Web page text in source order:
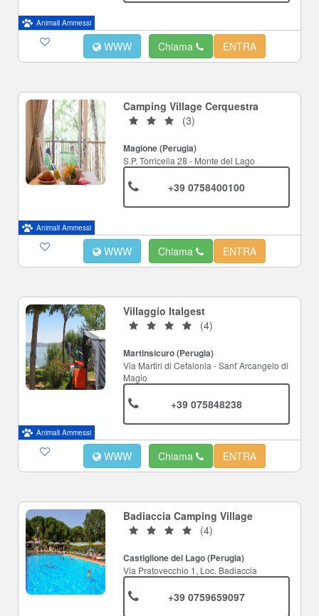
Animali Ammessi
WWW Chiama ENTRA
Animali Ammessi
Camping Village Cerquestra
(3)
Magione (Perugia)
S.P. Torricella 28 - Monte del Lago
+39 0758400100
WWW Chiama ENTRA
Animali Ammessi
Villaggio Italgest
(4)
Martinsicuro (Perugia)
Via Martiri di Cefalonia - Sant`Arcangelo di
Magio
+39 075848238
WWW Chiama ENTRA
Badiaccia Camping Village
(4)
Castiglione del Lago (Perugia)
Via Pratovecchio 1, Loc. Badiaccia
+39 0759659097